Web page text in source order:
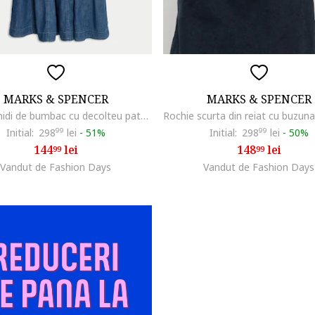
MARKS & SPENCER
Rochie midi de bumbac cu decolteu patrat, Albastru inchis
Initial: 29899 lei - 51%
14499lei
Vandut de Fashion Days
MARKS & SPENCER
Initial: 29899 lei - 50%
14899lei
Vandut de Fashion Days